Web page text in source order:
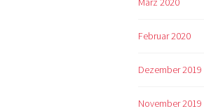
Februar 2020
Dezember 2019
November 2019